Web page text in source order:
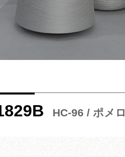
HC-96 / ポメロ